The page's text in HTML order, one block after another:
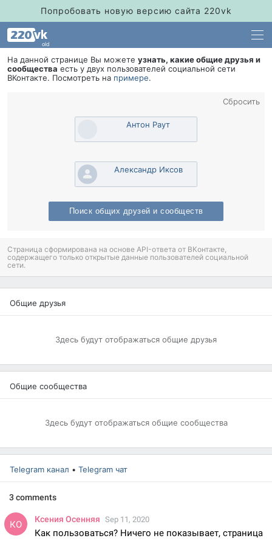
Попробовать новую версию сайта 220vk
old
На данной странице Вы можете узнать, какие общие друзья и
сообщества есть у двух пользователей социальной сети
Контакте. Посмотреть на примере.
Сбросить
Антон Раут
Александр Иксо
Поиск общих друзей и сообщест
Страница сформирована на основе API-ответа от ВКонтакте,
содержащего только открытые данные пользователей социальной
сети.
Общие друзья
Здесь будут отображаться общие друзья
Общие сообщества
Здесь будут отображаться общие сообщества
Telegram канал • Telegram чат